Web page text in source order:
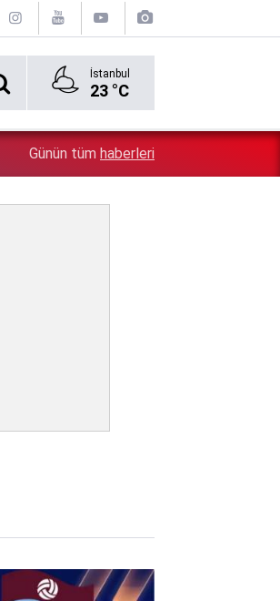
İstanbul
23 °C
şok! Yüzde 50 ile kazandıkları il, CHP'de
Günün tüm haberleri